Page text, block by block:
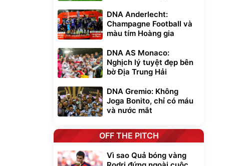
DNA Anderlecht:
Champagne Football và
màu tím Hoàng gia
DNA AS Monaco:
Nghịch lý tuyệt đẹp bên
bờ Địa Trung Hải
DNA Gremio: Không
Joga Bonito, chỉ có máu
và nước mắt
OFF THE PITCH
Vì sao Quả bóng vàng